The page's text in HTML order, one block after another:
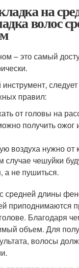
на
волос
– это самый
правил:
от головы на
получить ожог
воздуха нужно от
случае чешуйки
а не пушиться.
средней длины
приподнимаются
Благодаря
объем. Для
волосы